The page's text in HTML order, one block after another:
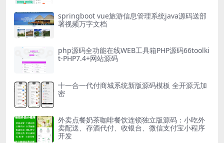
springboot vue旅游信息管理系统java源码送部
署视频万字文档
php源码全功能在线WEB工具箱PHP源码66toolki
t-PHP7.4+网站源码
十一合一代付商城系统新版源码模板 全开源无加
密
外卖点餐奶茶咖啡餐饮连锁独立版源码：小吃外
卖配送、存酒代付、收银台、微信支付宝小程序
开发